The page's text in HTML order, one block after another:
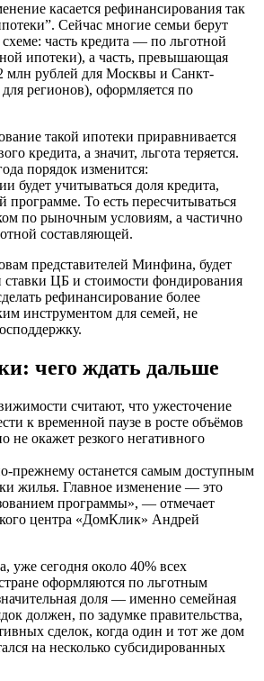
касается рефинансирования так
Сейчас многие семьи берут
часть кредита — по льготной
ипотеки), а часть, превышающая
млн рублей для Москвы и Санкт-
регионов), оформляется по
такой ипотеки приравнивается
кредита, а значит, льгота теряется.
порядок изменится:
будет учитываться доля кредита,
программе. То есть пересчитываться
по рыночным условиям, а частично
составляющей.
представителей Минфина, будет
ставки ЦБ и стоимости фондирования
рефинансирование более
инструментом для семей, не
чего ждать дальше
считают, что ужесточение
к временной паузе в росте объёмов
не окажет резкого негативного
прежнему останется самым доступным
жилья. Главное изменение — это
программы», — отмечает
центра «ДомКлик» Андрей
сегодня около 40% всех
оформляются по льготным
доля — именно семейная
должен, по задумке правительства,
сделок, когда один и тот же дом
на несколько субсидированных